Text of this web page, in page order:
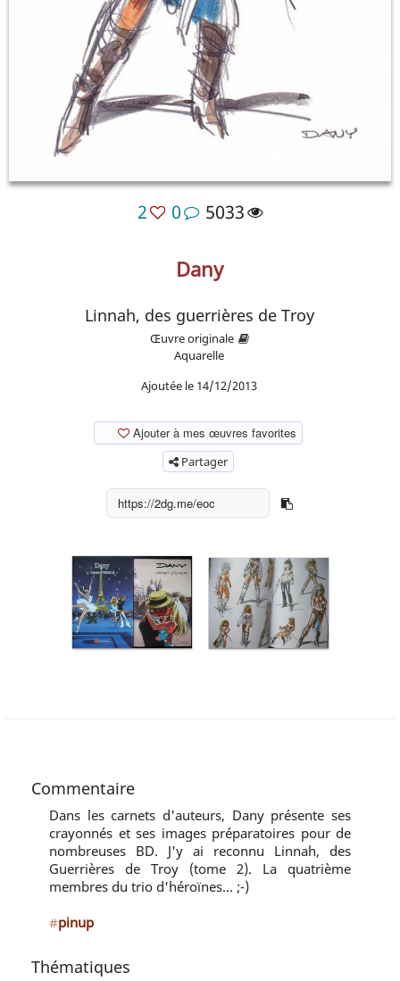
2 0 5033
Dany
Linnah, des guerrières de Troy
Œuvre originale
Aquarelle
Ajoutée le 14/12/2013
Ajouter à mes œuvres favorites
Partager
Commentaire
Dans les carnets d'auteurs, Dany présente ses
crayonnés et ses images préparatoires pour de
nombreuses BD. J'y ai reconnu Linnah, des
Guerrières de Troy (tome 2). La quatrième
membres du trio d'héroïnes... ;-)
#pinup
Thématiques